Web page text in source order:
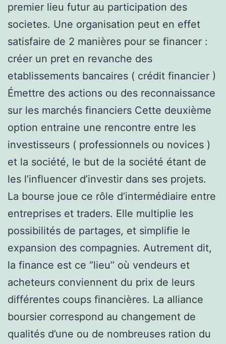
premier lieu futur au participation des
societes. Une organisation peut en effet
satisfaire de 2 manières pour se financer :
créer un pret en revanche des
etablissements bancaires ( crédit financier )
Émettre des actions ou des reconnaissance
sur les marchés financiers Cette deuxième
option entraine une rencontre entre les
investisseurs ( professionnels ou novices )
et la société, le but de la société étant de
les l’influencer d’investir dans ses projets.
La bourse joue ce rôle d’intermédiaire entre
entreprises et traders. Elle multiplie les
possibilités de partages, et simplifie le
expansion des compagnies. Autrement dit,
la finance est ce ‘’lieu’’ où vendeurs et
acheteurs conviennent du prix de leurs
différentes coups financières. La alliance
boursier correspond au changement de
qualités d’une ou de nombreuses ration du